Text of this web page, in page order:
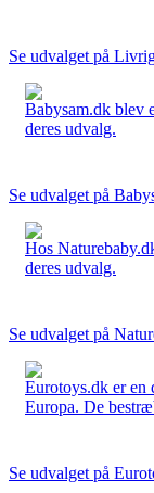
Se udvalget på
Babysam.dk blev
deres udvalg.
Se udvalget på
Hos
deres udvalg.
Se udvalget på
Eurotoys.dk er en
Europa. De
Se udvalget på